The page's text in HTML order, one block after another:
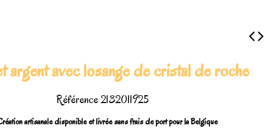
argent avec losange de cristal de roche
Référence2132011925
artisanale disponible et livrée sans frais de port pour la Belgique